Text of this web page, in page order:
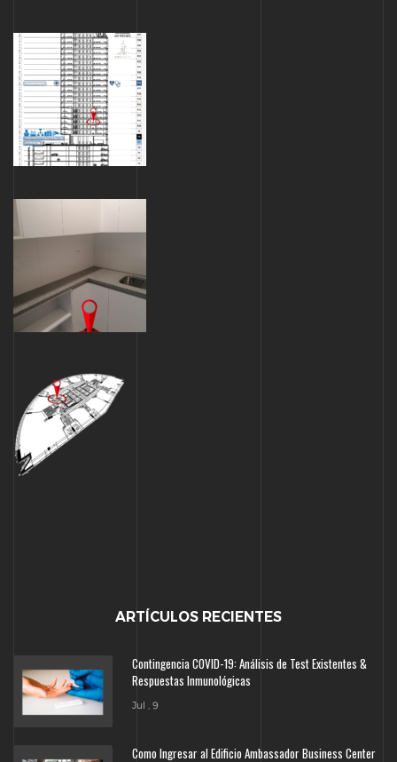
ARTÍCULOS RECIENTES
Contingencia COVID-19: Análisis de Test Existentes &
Respuestas Inmunológicas
Jul , 9
Como Ingresar al Edificio Ambassador Business Center